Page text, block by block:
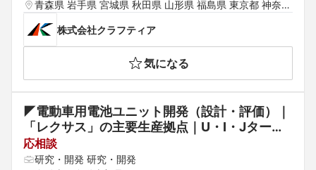
青森県 岩手県 宮城県 秋田県 山形県 福島県 東京都 神奈川
阜県 三重県 山梨県 新潟県 富山県 石川県 福井県 長野県
大阪府 京都府 兵庫県 滋賀県 奈良県 和歌山県 鳥取県 島
根県 岡山県 広島県 山口県 徳島県 香川県 愛媛県 高知県
福岡県 佐賀県 長崎県 熊本県 大分県 宮崎県 鹿児島県 沖
縄県
株式会社クラフティア
気になる
◤電動車用電池ユニット開発（設計・評価）｜
「レクサス」の主要生産拠点｜U・I・Jターン
歓迎◢ 世界No.1工場の称号である「プラチナ
賞」を通算6回受賞◆UIJターン歓迎（各種補
応相談
研究・開発 研究・開発